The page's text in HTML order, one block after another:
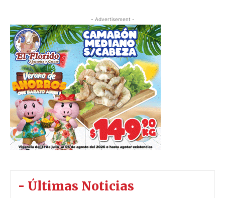
- Advertisement -
- Últimas Noticias